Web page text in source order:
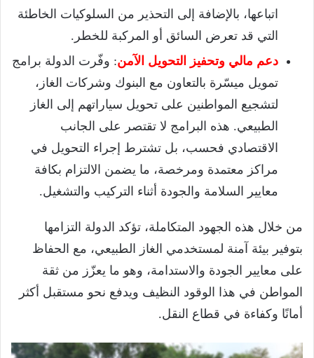
اتباعها، بالإضافة إلى التحذير من السلوكيات الخاطئة
التي قد تعرض السائق أو المركبة للخطر.
دعم مالي وتحفيز التحويل الآمن: وفّرت الدولة برامج
تمويل ميسّرة بالتعاون مع البنوك وشركات الغاز،
لتشجيع المواطنين على تحويل سياراتهم إلى الغاز
الطبيعي. هذه البرامج لا تقتصر على الجانب
الاقتصادي فحسب، بل تشترط إجراء التحويل في
مراكز معتمدة ومرخصة، ما يضمن الالتزام بكافة
معايير السلامة والجودة أثناء التركيب والتشغيل.
من خلال هذه الجهود المتكاملة، تؤكد الدولة التزامها
بتوفير بيئة آمنة لمستخدمي الغاز الطبيعي، مع الحفاظ
على معايير الجودة والاستدامة، وهو ما يعزّز من ثقة
المواطن في هذا الوقود النظيف ويدفع نحو مستقبل أكثر
أمانًا وكفاءة في قطاع النقل.